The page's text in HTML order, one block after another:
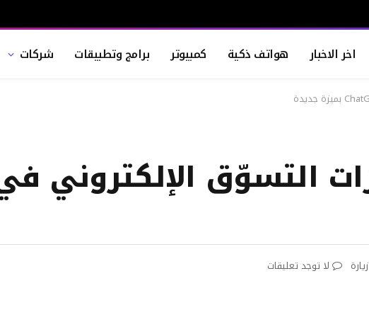
اخر الاخبار هواتف ذكية كمبيوتر برامج وتطبيقات شركات
زيارة لا توجد تعليقات